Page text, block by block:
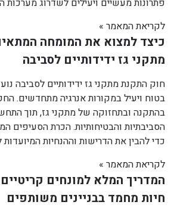
לקריאת המאמר »
כיצד למצוא את המומחה
מתקני גז ידידותיים לסביבה
חוק התקנת מתקני גז ידידותיים לסביבה
בטוח ויעיל במקורות אנרגיה מתחדשים.
בהתקנה ובתחזוקה של מתקני גז, תוך
הסביבתיות והבטיחותיות. הכרת הסעיפים
כדי להבין את הדרישות וההנחיות המיועדות
לקריאת המאמר »
המדריך המלא למונחים קריטיים
חיות מחמד בבניינים משותפים